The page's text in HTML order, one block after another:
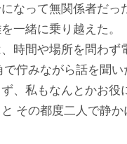
なって無関係者だっ
一緒に乗り越えた。
時間や場所を問わず
で佇みながら話を聞
、私もなんとかお役
その都度二人で静か